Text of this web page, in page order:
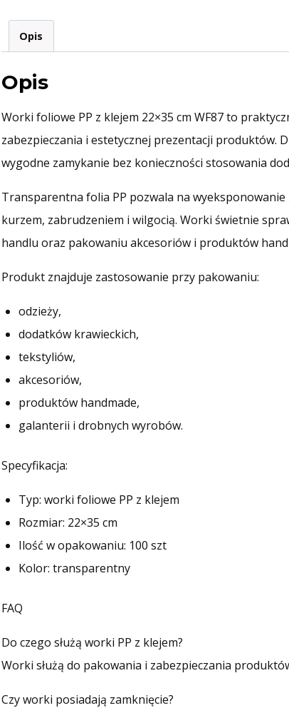
Opis
Opis
Worki foliowe PP z klejem 22×35 cm WF87 to
zabezpieczania i estetycznej prezentacji produktów.
wygodne zamykanie bez konieczności stosowania
Transparentna folia PP pozwala na
kurzem, zabrudzeniem i wilgocią. Worki świetnie
handlu oraz pakowaniu akcesoriów i produktów
Produkt znajduje zastosowanie przy pakowaniu:
odzieży,
dodatków krawieckich,
tekstyliów,
akcesoriów,
produktów handmade,
galanterii i drobnych wyrobów.
Specyfikacja:
Typ: worki foliowe PP z klejem
Rozmiar: 22×35 cm
Ilość w opakowaniu: 100 szt
Kolor: transparentny
FAQ
Do czego służą worki PP z klejem?
Worki służą do pakowania i zabezpieczania
Czy worki posiadają zamknięcie?